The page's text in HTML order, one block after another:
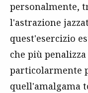
personalmente,
l'astrazione
quest'esercizio
che più
particolarmente
quell'amalgama